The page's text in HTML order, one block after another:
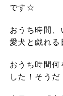
です☆
おうち時間、
愛犬と戯れる
おうち時間何
した！そう